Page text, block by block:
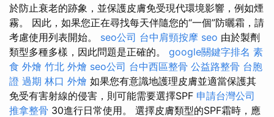
於防止衰老的跡象，並保護皮膚免受現代環境影響，例如煙
霧。 因此，如果您正在尋找每天伴隨您的“一個”防曬霜，請
考慮使用列表開始。 seo公司 台中肩頸按摩 seo 由於製劑
類型多種多樣，因此問題是正確的。 google關鍵字排名 素
食 外燴 竹北 外燴 seo公司 台中西區整骨 公益路整骨 台胞
證 過期 林口 外燴 如果您有意識地護理皮膚並適當保護其
免受有害射線的侵害，則可能需要選擇SPF 申請台灣公司
推拿整骨 30進行日常使用。 選擇皮膚類型的SPF霜時，應